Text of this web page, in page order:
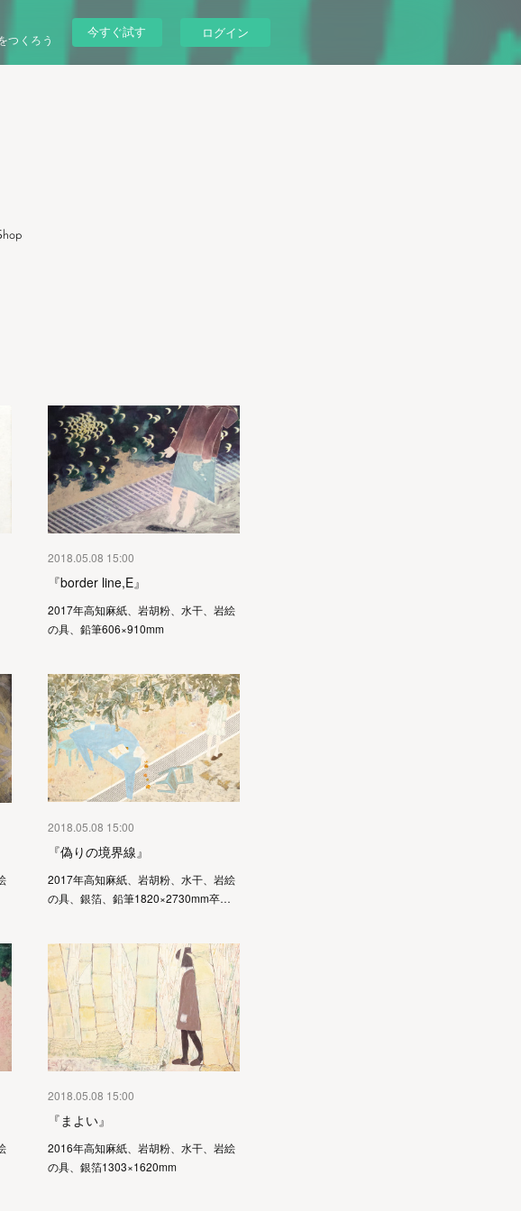
つくろう
今すぐ試す ログイン
2018.05.08 15:00
『border line,E』
2017年高知麻紙、岩胡粉、水干、岩絵
の具、鉛筆606×910mm
2018.05.08 15:00
『偽りの境界線』
2017年高知麻紙、岩胡粉、水干、岩絵
の具、銀箔、鉛筆1820×2730mm卒…
2018.05.08 15:00
『まよい』
2016年高知麻紙、岩胡粉、水干、岩絵
の具、銀箔1303×1620mm